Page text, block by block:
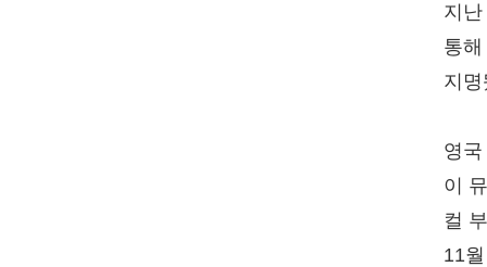
지
통
지
영
이
컬
11